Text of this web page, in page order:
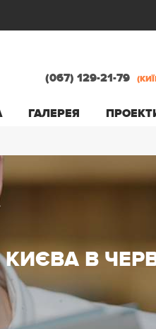
ГАЛЕРЕЯ
(067) 129-21-79
В